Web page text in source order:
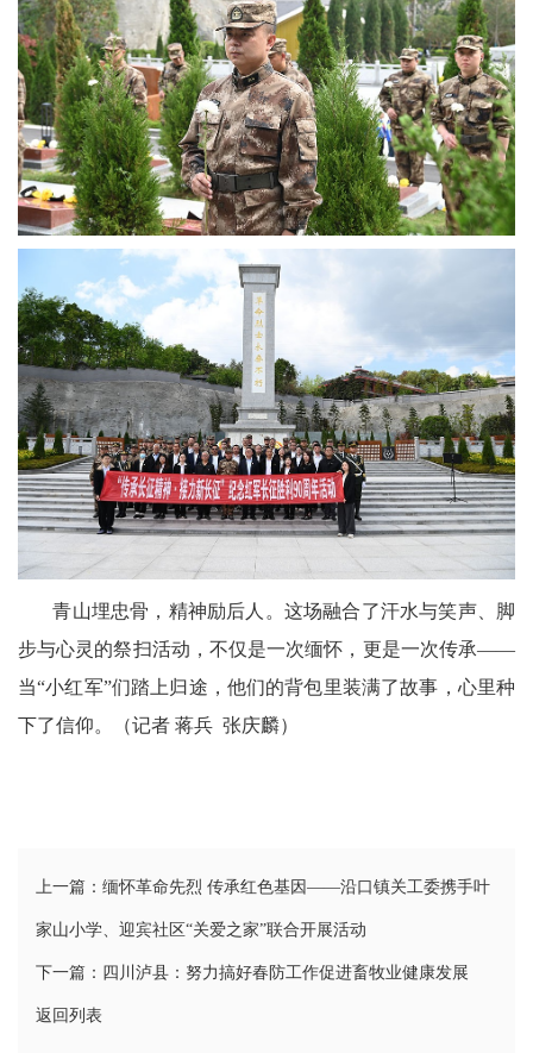
青山埋忠骨，精神励后人。这场融合了汗水与笑声、脚
步与心灵的祭扫活动，不仅是一次缅怀，更是一次传承——
当“小红军”们踏上归途，他们的背包里装满了故事，心里种
下了信仰。（记者 蒋兵 张庆麟）
上一篇：缅怀革命先烈 传承红色基因——沿口镇关工委携手叶
家山小学、迎宾社区“关爱之家”联合开展活动
下一篇：四川泸县：努力搞好春防工作促进畜牧业健康发展
返回列表